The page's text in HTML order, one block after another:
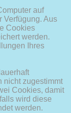
auf
Verfügung. Aus
Cookies
werden.
Ihres
nicht zugestimmt
Cookies, damit
wird diese
werden.